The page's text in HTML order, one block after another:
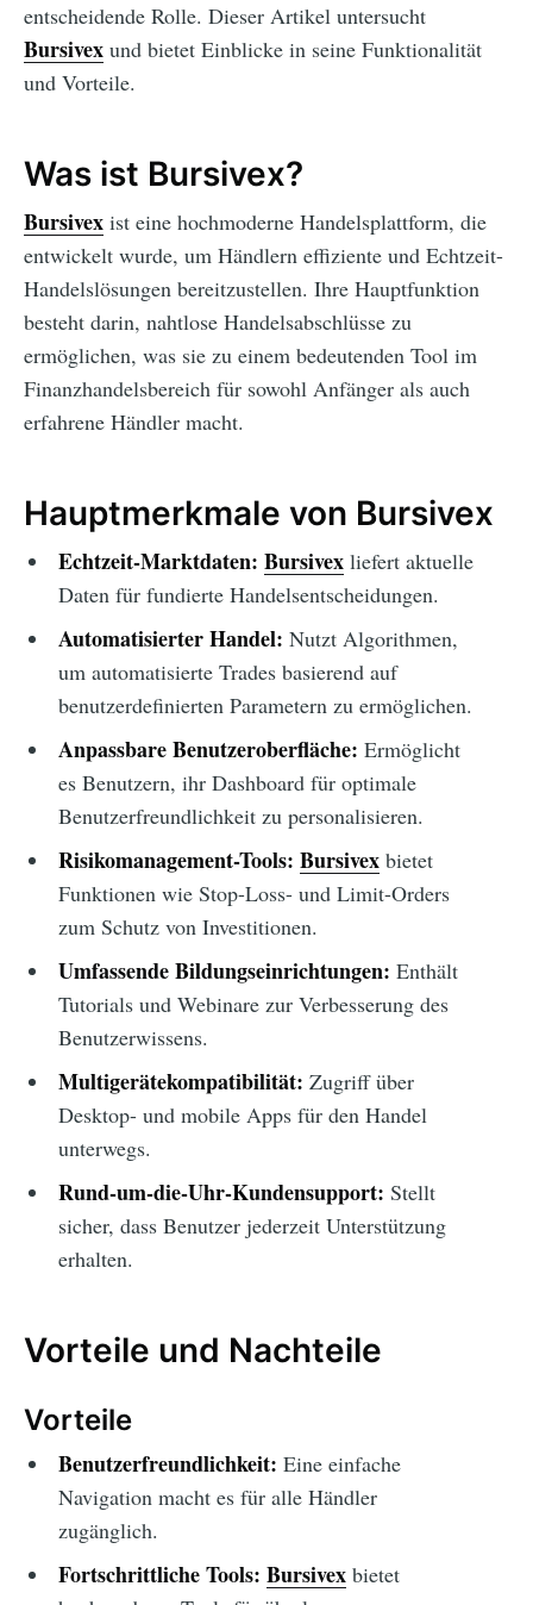
entscheidende Rolle. Dieser Artikel untersucht
Bursivex und bietet Einblicke in seine Funktionalität
und Vorteile.
Was ist Bursivex?
Bursivex ist eine hochmoderne Handelsplattform, die
entwickelt wurde, um Händlern effiziente und Echtzeit-
Handelslösungen bereitzustellen. Ihre Hauptfunktion
besteht darin, nahtlose Handelsabschlüsse zu
ermöglichen, was sie zu einem bedeutenden Tool im
Finanzhandelsbereich für sowohl Anfänger als auch
erfahrene Händler macht.
Hauptmerkmale von Bursivex
Echtzeit-Marktdaten: Bursivexliefert aktuelle
Daten für fundierte Handelsentscheidungen.
Automatisierter Handel: Nutzt Algorithmen,
um automatisierte Trades basierend auf
benutzerdefinierten Parametern zu ermöglichen.
Anpassbare Benutzeroberfläche: Ermöglicht
es Benutzern, ihr Dashboard für optimale
Benutzerfreundlichkeit zu personalisieren.
Risikomanagement-Tools: Bursivexbietet
Funktionen wie Stop-Loss- und Limit-Orders
zum Schutz von Investitionen.
Umfassende Bildungseinrichtungen: Enthält
Tutorials und Webinare zur Verbesserung des
Benutzerwissens.
Multigerätekompatibilität: Zugriff über
Desktop- und mobile Apps für den Handel
unterwegs.
Rund-um-die-Uhr-Kundensupport: Stellt
sicher, dass Benutzer jederzeit Unterstützung
erhalten.
Vorteile und Nachteile
Vorteile
Benutzerfreundlichkeit: Eine einfache
Navigation macht es für alle Händler
zugänglich.
Fortschrittliche Tools: Bursivexbietet